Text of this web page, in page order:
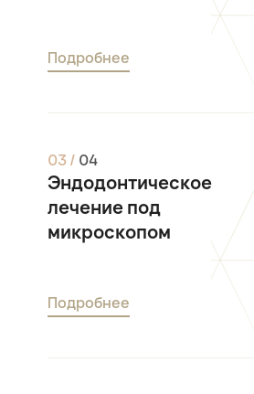
Подробнее
03/ 04
Эндодонтическое
лечение под
микроскопом
Подробнее